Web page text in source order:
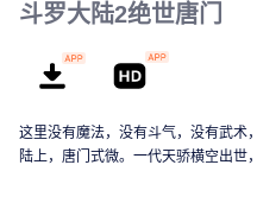
斗罗大陆2绝世唐门
这里没有魔法，没有斗气，没有武术
陆上，唐门式微。一代天骄横空出世